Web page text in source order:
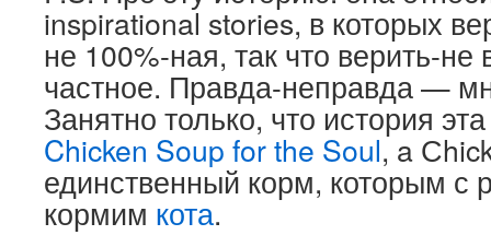
inspirational stories, в которых
не 100%-ная, так что верить-
частное. Правда-неправда —
Занятно только, что история
Chicken Soup for the Soul, a
единственный корм, которым с
кормим кота.